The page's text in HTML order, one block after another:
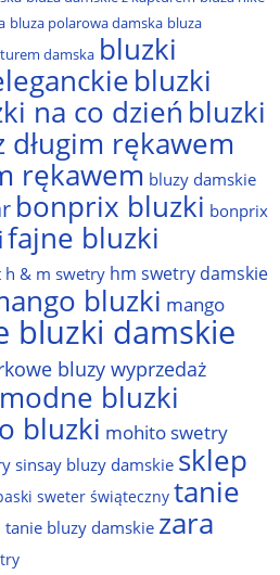
bluza polarowa damska bluza
damska bluzki
bluzki
na co dzień bluzki
długim rękawem
rękawem bluzy damskie
bonprix bluzki bonprix
fajne bluzki
h & m swetry hm swetry damskie
bluzki mango
bluzki damskie
bluzy wyprzedaż
modne bluzki
bluzki mohito swetry
sinsay bluzy damskie sklep
sweter świąteczny tanie
tanie bluzy damskie zara